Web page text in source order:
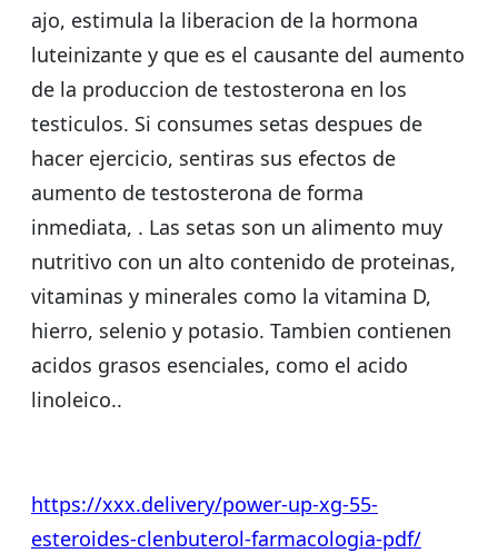
ajo, estimula la liberacion de la hormona
luteinizante y que es el causante del aumento
de la produccion de testosterona en los
testiculos. Si consumes setas despues de
hacer ejercicio, sentiras sus efectos de
aumento de testosterona de forma
inmediata, . Las setas son un alimento muy
nutritivo con un alto contenido de proteinas,
vitaminas y minerales como la vitamina D,
hierro, selenio y potasio. Tambien contienen
acidos grasos esenciales, como el acido
linoleico..
https://xxx.delivery/power-up-xg-55-
esteroides-clenbuterol-farmacologia-pdf/